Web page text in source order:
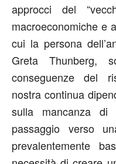
approcci del
macroeconomiche e
cui la persona
Greta Thunberg,
conseguenze del
nostra continua
sulla mancanza di
passaggio verso
prevalentemente